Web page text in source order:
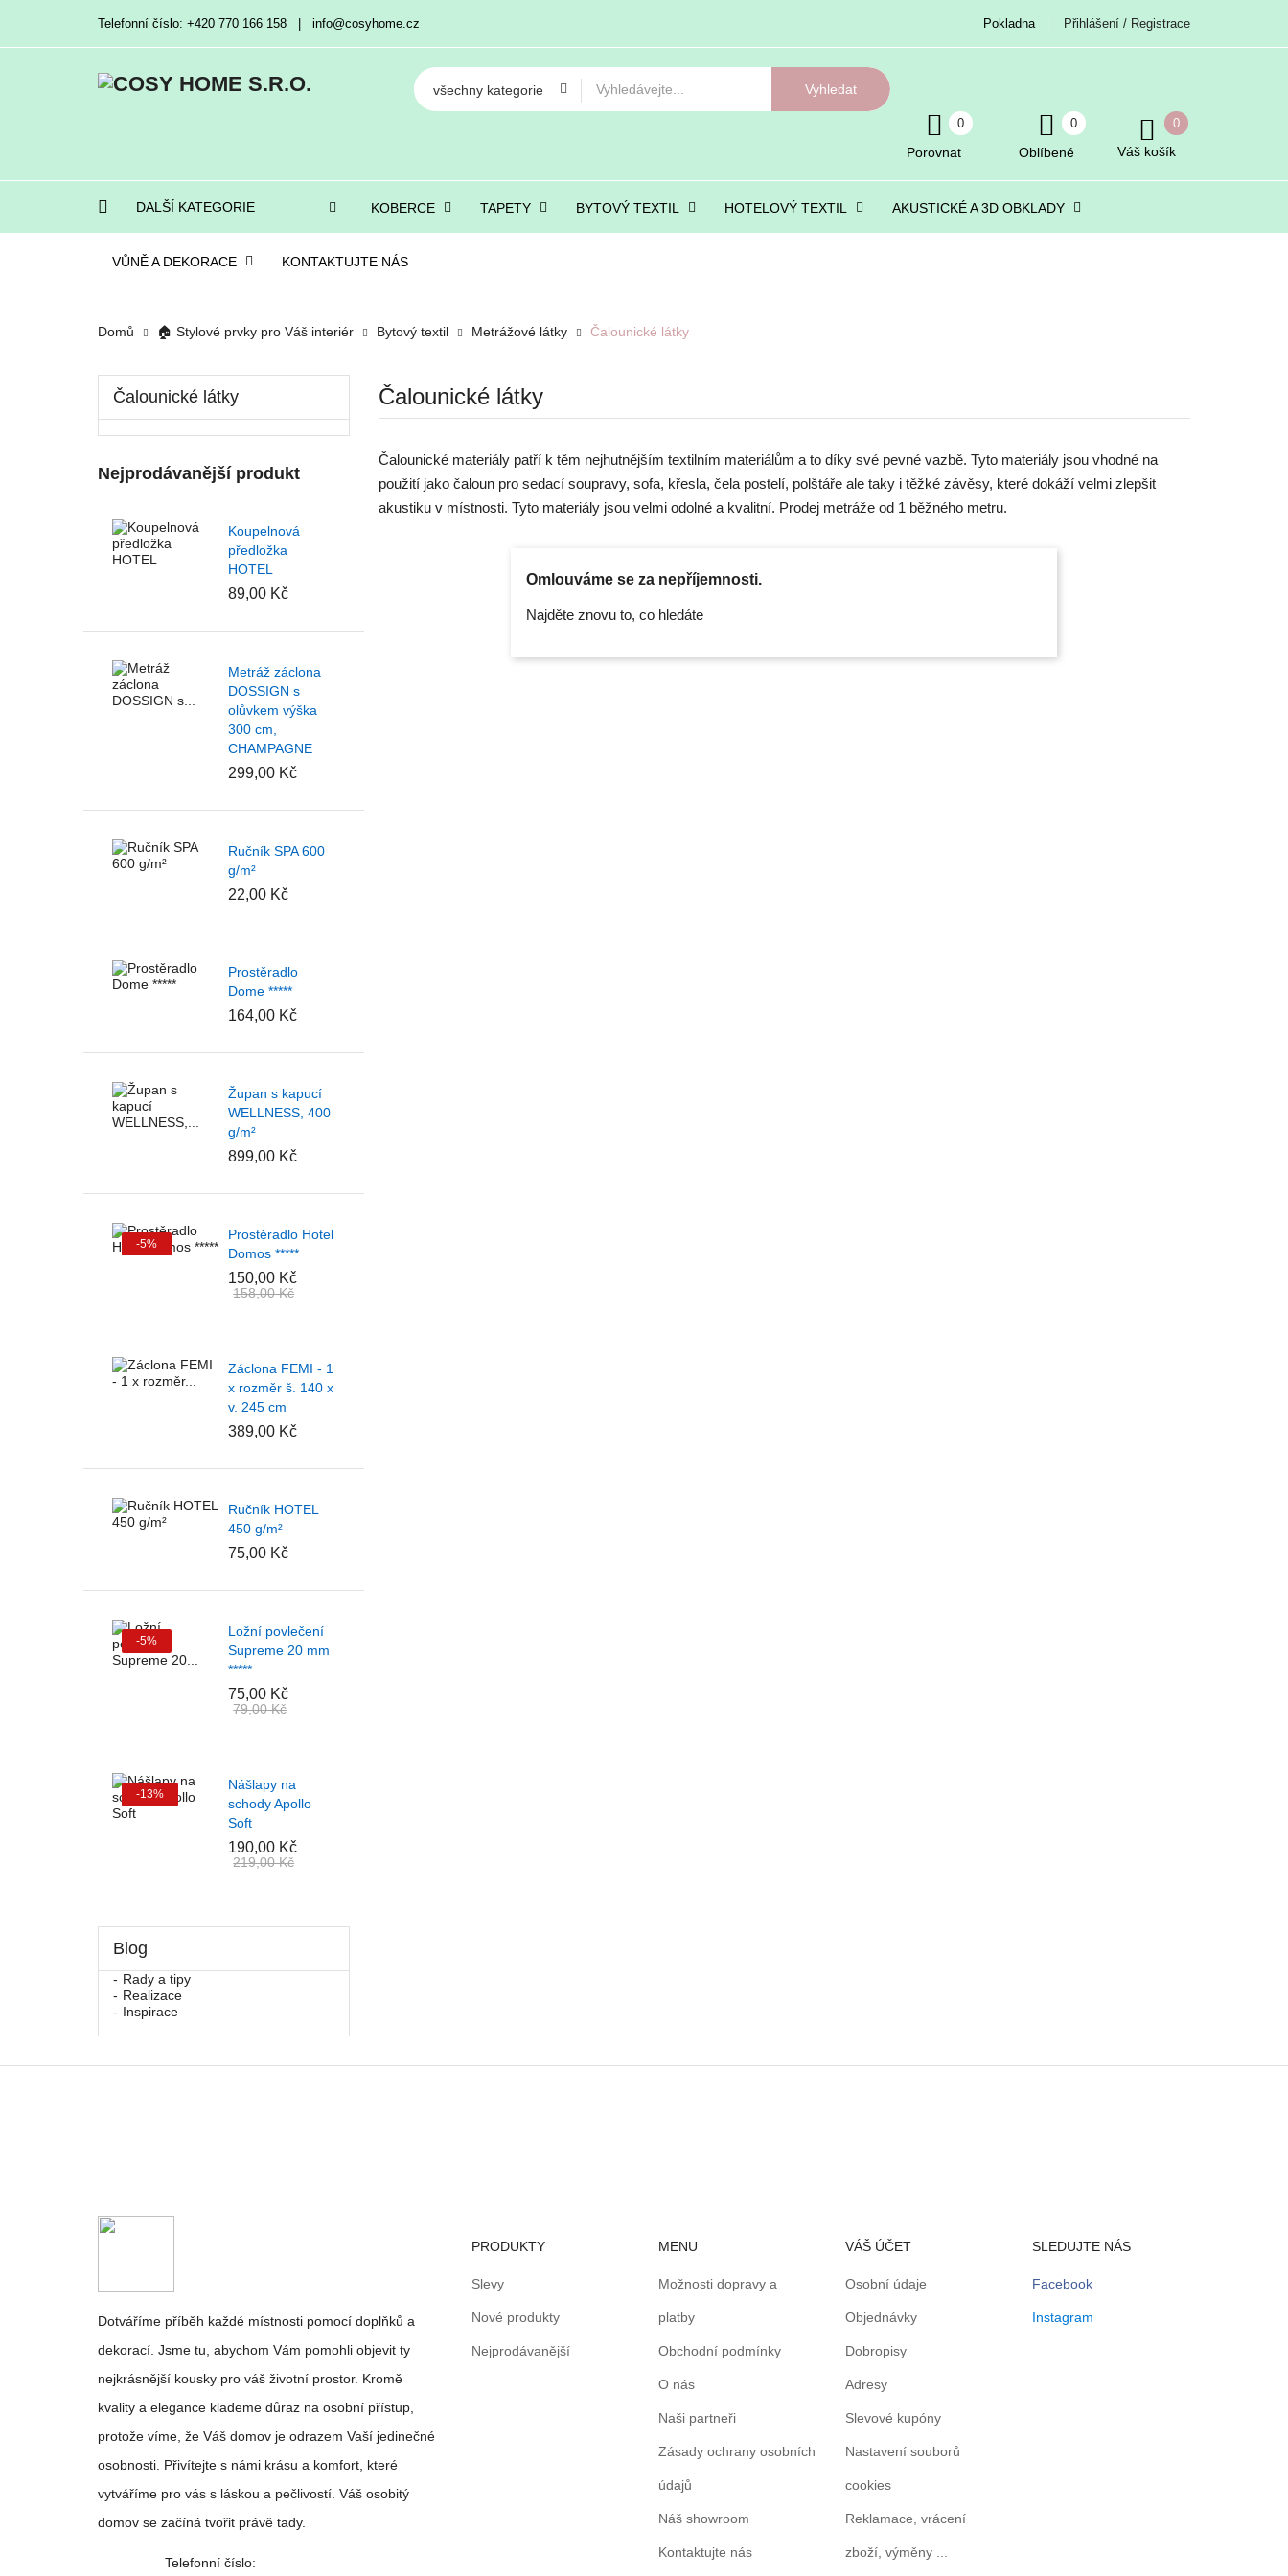
Telefonní číslo: +420 770 166 158 | info@cosyhome.cz Přihlášení / Registrace
Pokladna
Vyhledat
0
Váš košík
0
Oblíbené
0
Porovnat
DALŠÍ KATEGORIE KOBERCE TAPETY BYTOVÝ TEXTIL HOTELOVÝ TEXTIL AKUSTICKÉ A 3D OBKLADY
VŮNĚ A DEKORACE KONTAKTUJTE NÁS
Domů 🏠 Stylové prvky pro Váš interiér Bytový textil Metrážové látky Čalounické látky
Čalounické látky
Nejprodávanější produkt
Koupelnová
předložka
HOTEL
89,00 Kč
Metráž záclona
DOSSIGN s
olůvkem výška
300 cm,
CHAMPAGNE
299,00 Kč
Ručník SPA 600
g/m²
22,00 Kč
Prostěradlo
Dome *****
164,00 Kč
Župan s kapucí
WELLNESS, 400
g/m²
899,00 Kč
-5%
Prostěradlo Hotel
Domos *****
150,00 Kč
158,00 Kč
Záclona FEMI - 1
x rozměr š. 140 x
v. 245 cm
389,00 Kč
Ručník HOTEL
450 g/m²
75,00 Kč
-5%
Ložní povlečení
Supreme 20 mm
*****
75,00 Kč
79,00 Kč
-13%
Nášlapy na
schody Apollo
Soft
190,00 Kč
219,00 Kč
Blog
Rady a tipy
Realizace
Inspirace
Čalounické látky
Čalounické materiály patří k těm nejhutnějším textilním materiálům a to díky své pevné vazbě. Tyto materiály jsou vhodné na
použití jako čaloun pro sedací soupravy, sofa, křesla, čela postelí, polštáře ale taky i těžké závěsy, které dokáží velmi zlepšit
akustiku v místnosti. Tyto materiály jsou velmi odolné a kvalitní. Prodej metráže od 1 běžného metru.
Omlouváme se za nepříjemnosti.
Najděte znovu to, co hledáte
Dotváříme příběh každé místnosti pomocí doplňků a
dekorací. Jsme tu, abychom Vám pomohli objevit ty
nejkrásnější kousky pro váš životní prostor. Kromě
kvality a elegance klademe důraz na osobní přístup,
protože víme, že Váš domov je odrazem Vaší jedinečné
osobnosti. Přivítejte s námi krásu a komfort, které
vytváříme pro vás s láskou a pečlivostí. Váš osobitý
domov se začíná tvořit právě tady.
Telefonní číslo:
PRODUKTY
Slevy
Nové produkty
Nejprodávanější
MENU
Možnosti dopravy a
platby
Obchodní podmínky
O nás
Naši partneři
Zásady ochrany osobních
údajů
Náš showroom
Kontaktujte nás
VÁŠ ÚČET
Osobní údaje
Objednávky
Dobropisy
Adresy
Slevové kupóny
Nastavení souborů
cookies
Reklamace, vrácení
zboží, výměny ...
SLEDUJTE NÁS
Facebook
Instagram